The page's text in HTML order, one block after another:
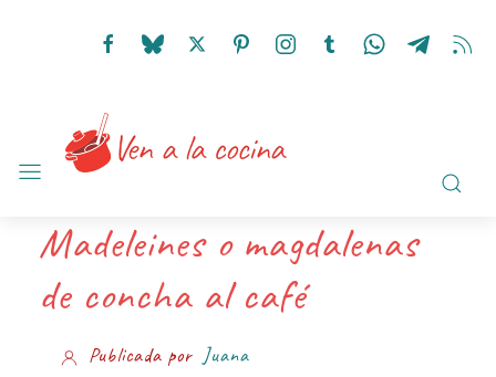
Madeleines o magdalenas
de concha al café
Publicada por Juana